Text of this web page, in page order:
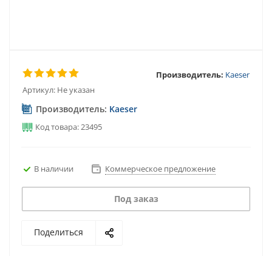
Артикул: Не указан
Производитель: Kaeser
Производитель: Kaeser
Код товара: 23495
В наличии Коммерческое предложение
Под заказ
Поделиться